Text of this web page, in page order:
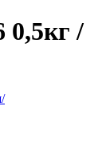
0,5кг /